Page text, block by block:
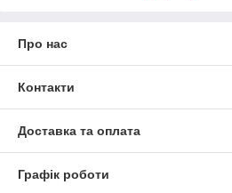
Про нас
Контакти
Доставка та оплата
Графік роботи